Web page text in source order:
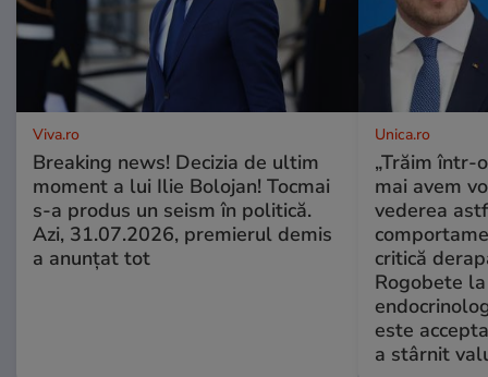
Viva.ro
Breaking news! Decizia de ultim
moment a lui Ilie Bolojan! Tocmai
s-a produs un seism în politică.
Azi, 31.07.2026, premierul demis
a anunțat tot
Unica.ro
„Trăim într-
mai avem
vederea
critică
Rogobete
este
a stârnit